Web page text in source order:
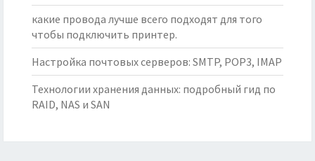
какие провода лучше всего подходят для того
чтобы подключить принтер.
Настройка почтовых серверов: SMTP, POP3, IMAP
Технологии хранения данных: подробный гид по
RAID, NAS и SAN